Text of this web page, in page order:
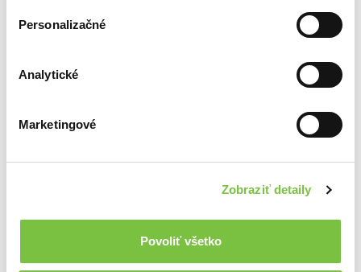
Personalizačné
Analytické
Marketingové
Zobraziť detaily
Povoliť všetko
20,31€
Riziko
S.T. Abby
5,84€
Ďalšie z kategórie Knižné trilery
Viac z tejto kategórie